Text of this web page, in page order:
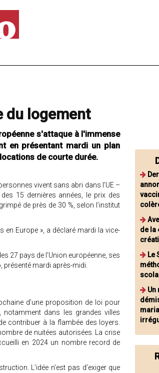
du logement
s'attaque à l'immense
en présentant mardi un plan
de courte durée.
vivent sans abri dans l’UE –
15 dernières années, le prix des
de près de 30 %, selon l’institut
en Europe », a déclaré mardi la vice-
27 pays de l’Union européenne, ses
présenté mardi après-midi.
d’une proposition de loi pour
dans les grandes villes
contribuer à la flambée des loyers.
de nuitées autorisées. La crise
en 2024 un nombre record de
L’idée n’est pas d’exiger que
de la
Le
Un